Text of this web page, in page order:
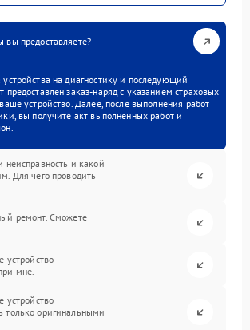
вы предоставляете?
на диагностику и последующий
предоставлен заказ-наряд с указанием страховых
устройство. Далее, после выполнения работ
вы получите акт выполненных работ и
и какой
Для чего проводить
ремонт. Сможете
устройство
мне.
устройство
только оригинальными